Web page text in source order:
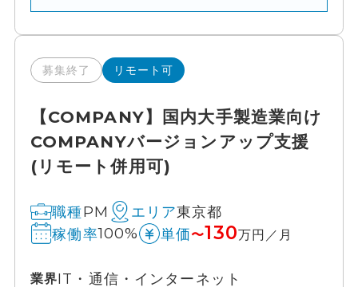
募集終了 リモート可
【COMPANY】国内大手製造業向け
COMPANYバージョンアップ支援
(リモート併用可)
職種PM エリア東京都
稼働率100% 単価〜130万円／月
業界IT・通信・インターネット